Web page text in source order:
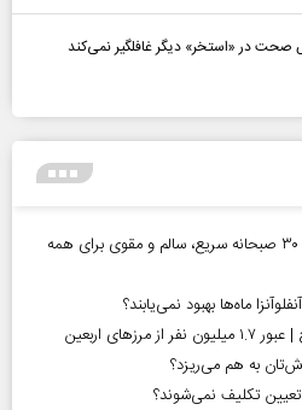
در «استخر» دیگر غافلگیر نمی‌کند
صبحانه چی درست کنم؟ معرفی ۳۰ صبحانه سریع، سالم و مقوی برای همه
ماه‌ها بهبود نمی‌یابند؟
به هم می‌ریزد؟
تکلیف نمی‌شوند؟